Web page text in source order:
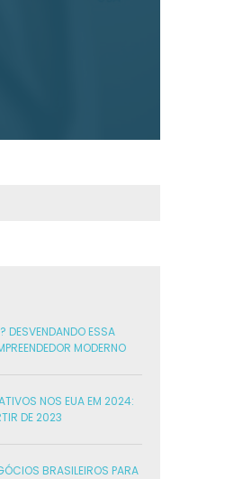
DESVENDANDO ESSA
MODERNO
NOS EUA EM 2024:
DE 2023
BRASILEIROS PARA